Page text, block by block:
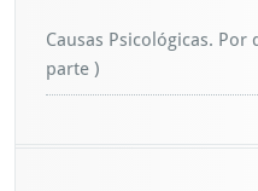
Causas Psicológicas. Por
parte )